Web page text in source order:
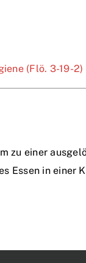
(Flö. 3-19-2)
zu einer
Essen in